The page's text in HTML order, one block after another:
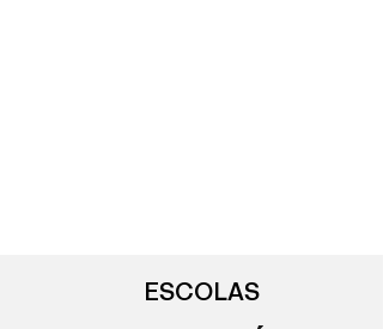
ESCOLAS